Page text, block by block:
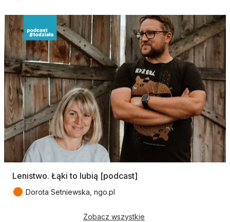
Lenistwo. Łąki to lubią [podcast]
● Dorota Setniewska, ngo.pl
Zobacz wszystkie